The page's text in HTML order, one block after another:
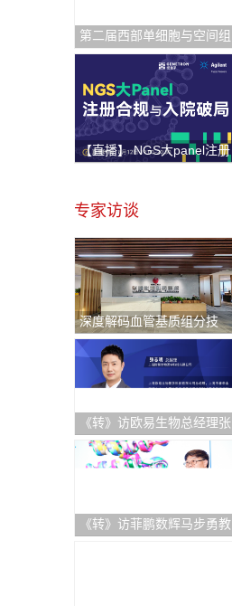
第二届西部单细胞与空间组
学论坛
【直播】 NGS大panel注册
专家访谈
深度解码血管基质组分技
术：重塑退行性骨关节炎治
疗新格局与医疗出海中东新
机遇
《转》访欧易生物总经理张
志明：持续逆势快速增长！
破解科研服务"不可能三
《转》访菲鹏数辉马步勇教